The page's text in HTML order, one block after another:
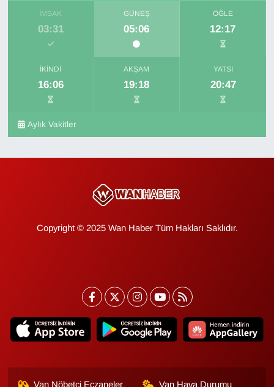
İMSAK
03:31
GÜNEŞ
05:06
ÖĞLE
12:17
İKINDI
16:06
AKŞAM
19:18
YATSI
20:47
Aylık Vakitler
Copyright © 2025 Wan Haber Tüm Hakları Saklıdır.
Van Nöbetçi Eczaneler Van Hava Durumu